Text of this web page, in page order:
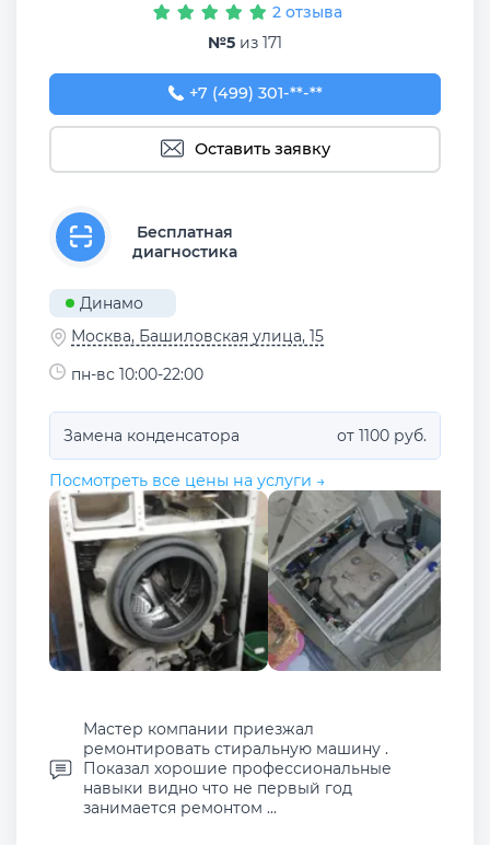
2 отзыва
№5 из 171
+7 (499) 301-78-77
+7 (499) 301-**-**
Оставить заявку
Бесплатная
диагностика
Динамо
Москва, Башиловская улица, 15
пн-вс 10:00-22:00
Замена конденсатора от 1100 руб.
Посмотреть все цены на услуги →
Мастер компании приезжал
ремонтировать стиральную машину .
Показал хорошие профессиональные
навыки видно что не первый год
занимается ремонтом ...